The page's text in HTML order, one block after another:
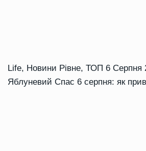
Life, Новини Рівне, ТОП 6 Серпня
Яблуневий Спас 6 серпня: як